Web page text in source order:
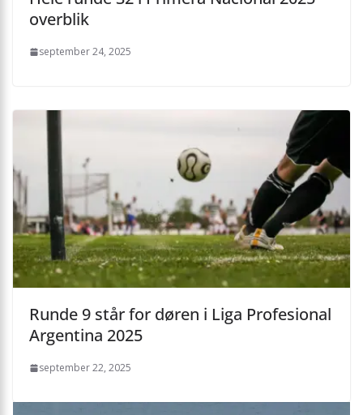
overblik
september 24, 2025
Runde 9 står for døren i Liga Profesional
Argentina 2025
september 22, 2025